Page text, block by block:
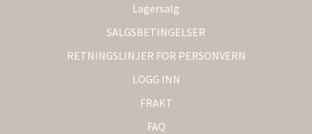
Lagersalg
SALGSBETINGELSER
RETNINGSLINJER FOR PERSONVERN
LOGG INN
FRAKT
FAQ